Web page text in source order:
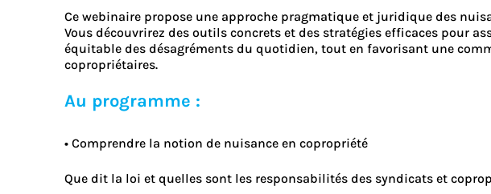
Ce webinaire propose une approche pragmatique et juridique des
Vous découvrirez des outils concrets et des stratégies efficaces pour
équitable des désagréments du quotidien, tout en favorisant une
copropriétaires.
Au programme :
• Comprendre la notion de nuisance en copropriété
Que dit la loi et quelles sont les responsabilités des syndicats et